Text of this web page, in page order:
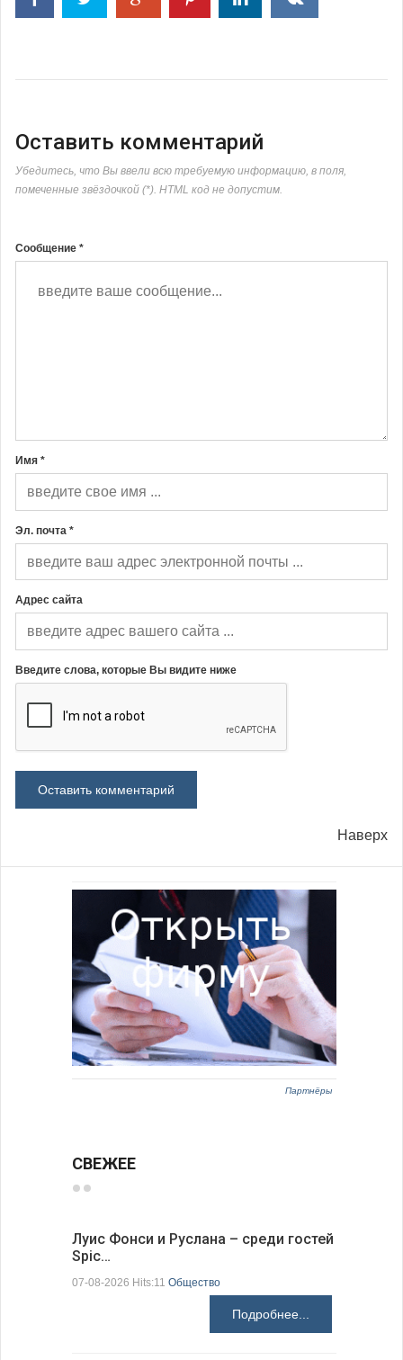
Оставить комментарий
Убедитесь, что Вы ввели всю требуемую информацию, в поля,
помеченные звёздочкой (*). HTML код не допустим.
Сообщение *
Имя *
Эл. почта *
Адрес сайта
Введите слова, которые Вы видите ниже
Наверх
Партнёры
СВЕЖЕЕ
Луис Фонси и Руслана – среди гостей
Spic…
07-08-2026 Hits:11 Общество
Подробнее...